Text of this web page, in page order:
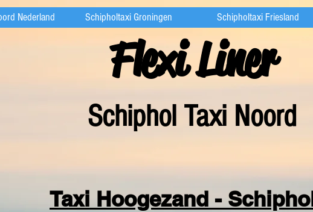
Nederland Schipholtaxi Groningen Schipholtaxi Friesland
Flexi Liner
Schiphol Taxi Noord
Taxi Hoogezand -